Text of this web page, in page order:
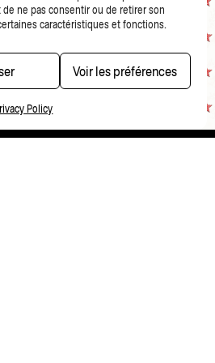
ne pas consentir ou de retirer son
caractéristiques et fonctions.
Voir les préférences
Policy